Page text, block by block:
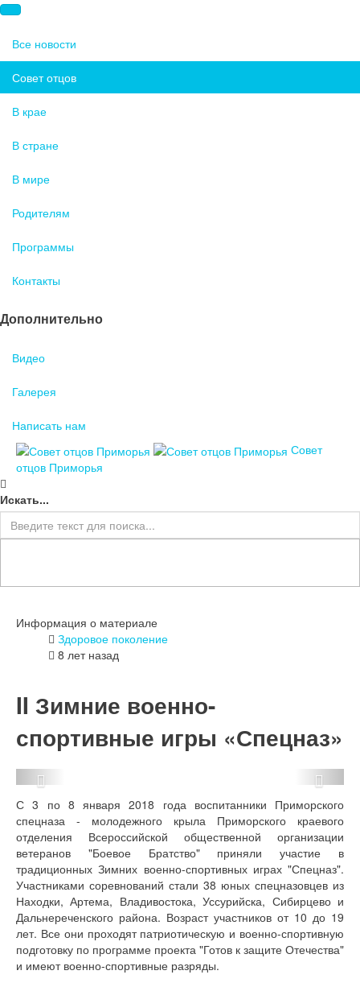
Все новости
Совет отцов
В крае
В стране
В мире
Родителям
Программы
Контакты
Дополнительно
Видео
Галерея
Написать нам
Совет
отцов Приморья
Искать...
Информация о материале
Здоровое поколение
8 лет назад
II Зимние военно-
спортивные игры «Спецназ»
С 3 по 8 января 2018 года воспитанники Приморского
спецназа - молодежного крыла Приморского краевого
отделения Всероссийской общественной организации
ветеранов "Боевое Братство" приняли участие в
традиционных Зимних военно-спортивных играх "Спецназ".
Участниками соревнований стали 38 юных спецназовцев из
Находки, Артема, Владивостока, Уссурийска, Сибирцево и
Дальнереченского района. Возраст участников от 10 до 19
лет. Все они проходят патриотическую и военно-спортивную
подготовку по программе проекта "Готов к защите Отечества"
и имеют военно-спортивные разряды.